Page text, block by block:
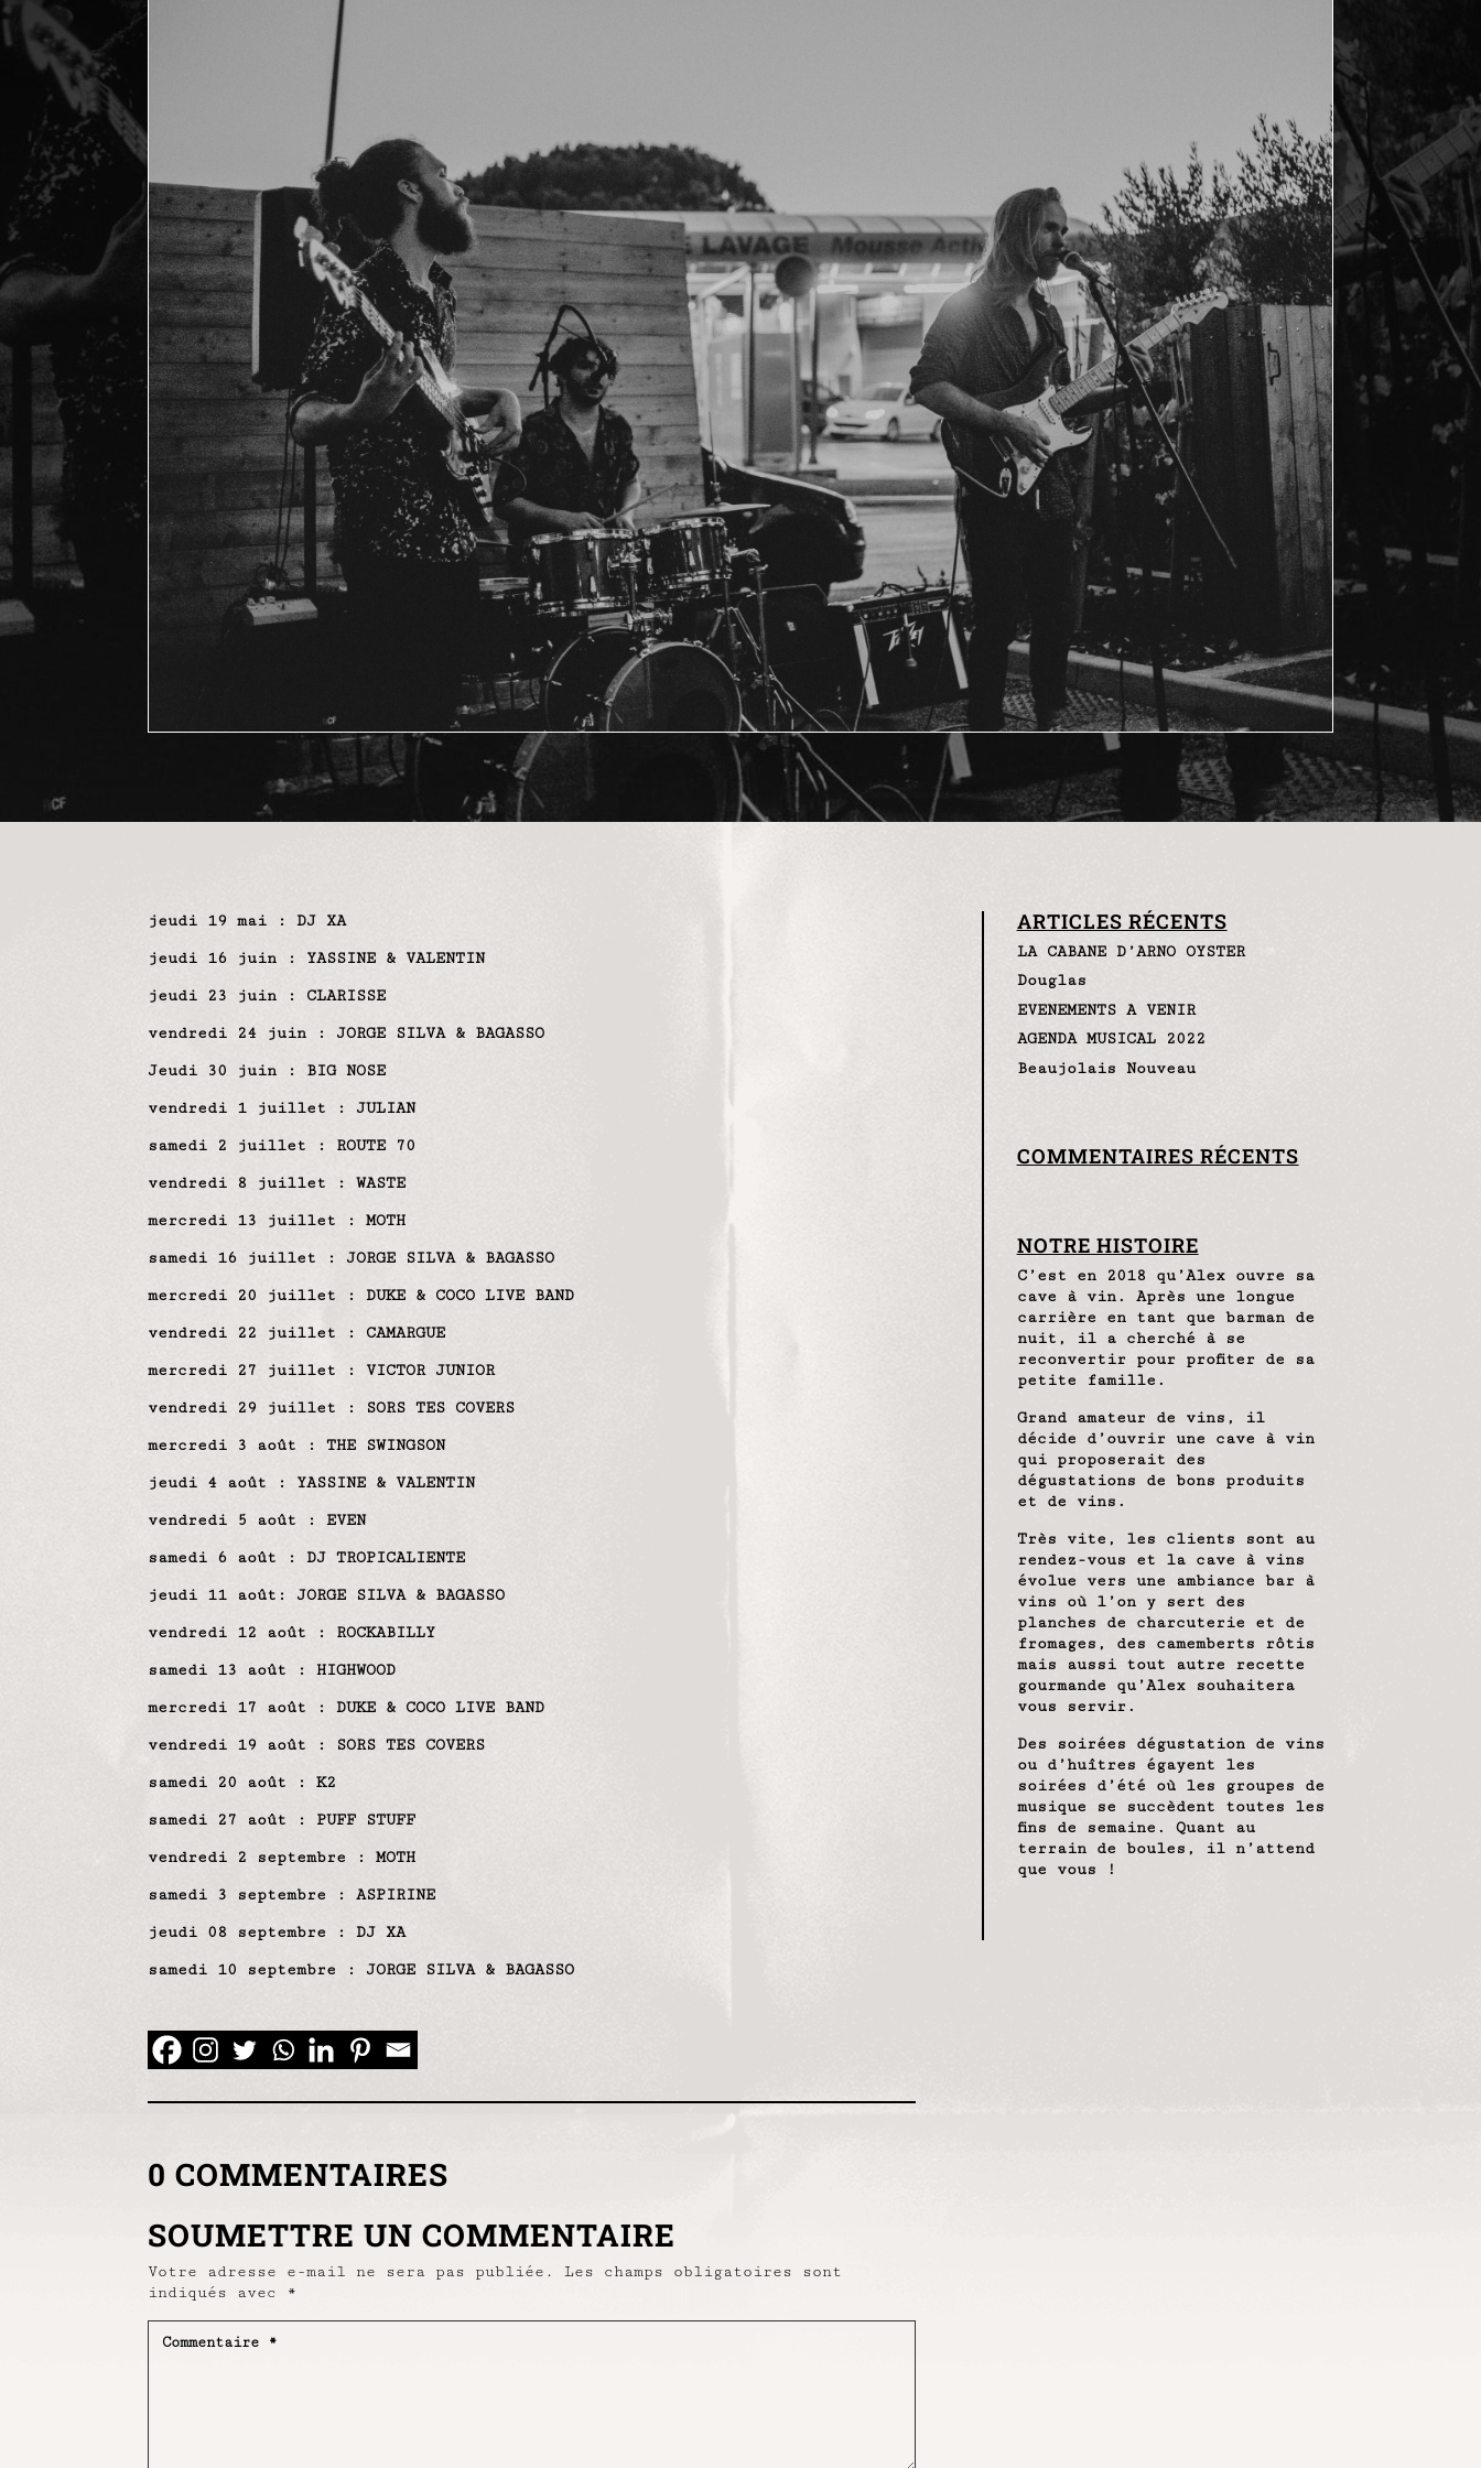
jeudi 19 mai : DJ XA
jeudi 16 juin : YASSINE & VALENTIN
jeudi 23 juin : CLARISSE
vendredi 24 juin : JORGE SILVA & BAGASSO
Jeudi 30 juin : BIG NOSE
vendredi 1 juillet : JULIAN
samedi 2 juillet : ROUTE 70
vendredi 8 juillet : WASTE
mercredi 13 juillet : MOTH
samedi 16 juillet : JORGE SILVA & BAGASSO
mercredi 20 juillet : DUKE & COCO LIVE BAND
vendredi 22 juillet : CAMARGUE
mercredi 27 juillet : VICTOR JUNIOR
vendredi 29 juillet : SORS TES COVERS
mercredi 3 août : THE SWINGSON
jeudi 4 août : YASSINE & VALENTIN
vendredi 5 août : EVEN
samedi 6 août : DJ TROPICALIENTE
jeudi 11 août: JORGE SILVA & BAGASSO
vendredi 12 août : ROCKABILLY
samedi 13 août : HIGHWOOD
mercredi 17 août : DUKE & COCO LIVE BAND
vendredi 19 août : SORS TES COVERS
samedi 20 août : K2
samedi 27 août : PUFF STUFF
vendredi 2 septembre : MOTH
samedi 3 septembre : ASPIRINE
jeudi 08 septembre : DJ XA
samedi 10 septembre : JORGE SILVA & BAGASSO
0 COMMENTAIRES
SOUMETTRE UN COMMENTAIRE
Votre adresse e-mail ne sera pas publiée.
Les champs obligatoires sont
indiqués avec *
ARTICLES RÉCENTS
LA CABANE D’ARNO OYSTER
Douglas
EVENEMENTS A VENIR
AGENDA MUSICAL 2022
Beaujolais Nouveau
COMMENTAIRES RÉCENTS
NOTRE HISTOIRE
C’est en 2018 qu’Alex ouvre sa
cave à vin. Après une longue
carrière en tant que barman de
nuit, il a cherché à se
reconvertir pour profiter de sa
petite famille.
Grand amateur de vins, il
décide d’ouvrir une cave à vin
qui proposerait des
dégustations de bons produits
et de vins.
Très vite, les clients sont au
rendez-vous et la cave à vins
évolue vers une ambiance bar à
vins où l’on y sert des
planches de charcuterie et de
fromages, des camemberts rôtis
mais aussi tout autre recette
gourmande qu’Alex souhaitera
vous servir.
Des soirées dégustation de vins
ou d’huîtres égayent les
soirées d’été où les groupes de
musique se succèdent toutes les
fins de semaine. Quant au
terrain de boules, il n’attend
que vous !